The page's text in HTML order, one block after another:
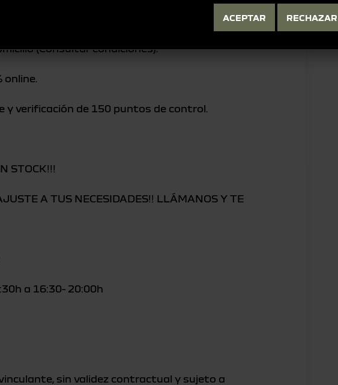
parte de pago sin compromiso.
(Consultar condiciones).
online.
y verificación de 150 puntos de control.
STOCK!!!
A TUS NECESIDADES!! LLÁMANOS Y TE
a 16:30- 20:00h
sin validez contractual y sujeto a
ACEPTAR RECHAZAR